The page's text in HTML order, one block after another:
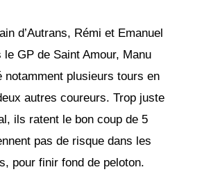
d’Autrans, Rémi et Emanuel
le GP de Saint Amour, Manu
notamment plusieurs tours en
autres coureurs. Trop juste
ils ratent le bon coup de 5
pas de risque dans les
pour finir fond de peloton.